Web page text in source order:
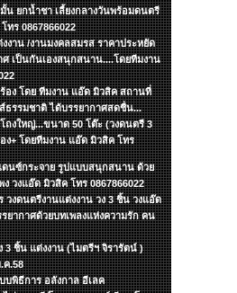
น ยกน้ำชา เลี้ยงกลางวันพร้อมดนตรี
ทร 0867866022
งาน /งานมงคลสมรส ราคาประหยัด
เป็นกันเองสนุกสนาน....โดยทีมงาน
อง โดย ทีมงาน แอ๊ด มิวสิค สถานที่
ธรรมชาติ ได้บรรยากาศสดชื่น...
ถงใหญ่...ขนาด 50 โต๊ะ (วงดนตรี 3
ง+ โดยทีมงาน แอ๊ด มิวสิค โทร
นซ์กระจาย รูปแบบสนุกสนาน ด้วย
วงแอ๊ด มิวสิค โทร 0867866022
วงดนตรีงานแต่งงาน วง 3 ชิ้น วงแอ๊ด
รยากาศด้วยบทเพลงแห่งความรัก คน
3 ชิ้น แต่งงาน (ไมตรีฯ จิรารัตน์ )
ค.58
บพิธีการ อลังกาล อีเลค